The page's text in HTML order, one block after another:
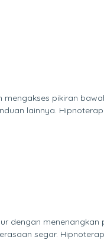
pikiran
lainnya.
dengan
segar.